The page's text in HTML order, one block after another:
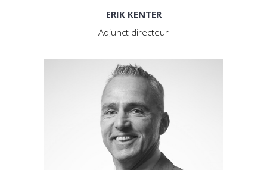
ERIK KENTER
Adjunct directeur